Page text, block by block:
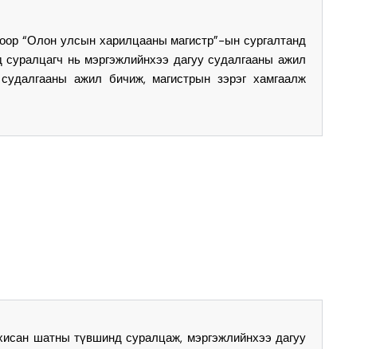
“Олон улсын харилцааны магистр”-ын сургалтанд
нь мэргэжлийнхээ дагуу судалгааны ажил
ажил бичиж, магистрын зэрэг хамгаалж
шатны түвшинд суралцаж, мэргэжлийнхээ дагуу